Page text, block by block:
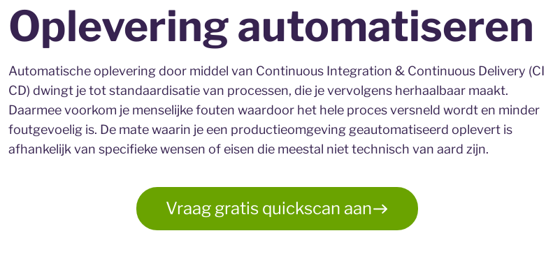
Oplevering automatiseren
Automatische oplevering door middel van Continuous Integration & Continuous Delivery (CI
CD) dwingt je tot standaardisatie van processen, die je vervolgens herhaalbaar maakt.
Daarmee voorkom je menselijke fouten waardoor het hele proces versneld wordt en minder
foutgevoelig is. De mate waarin je een productieomgeving geautomatiseerd oplevert is
afhankelijk van specifieke wensen of eisen die meestal niet technisch van aard zijn.
Vraag gratis quickscan aan